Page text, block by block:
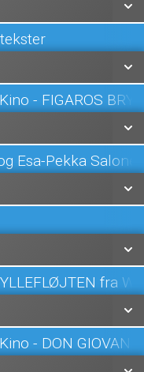
- FIGAROS
Esa-Pekka
fra
- DON